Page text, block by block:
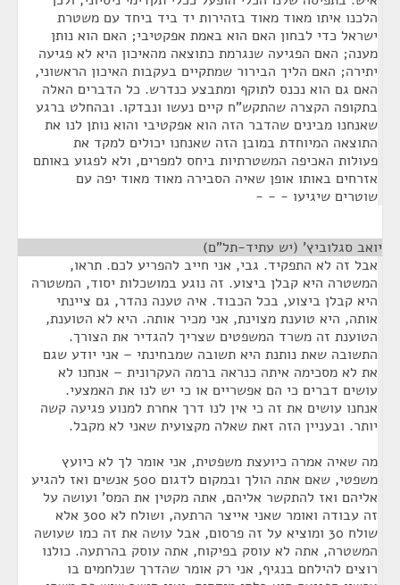
הלכנו איתו מאוד מאוד בזהירות יד ביד ביחד עם משטרת
ישראל כדי לבחון האם הוא באמת אפקטיבי; האם הוא נותן
מענה; האם הפגיעה שנגרמת כתוצאה מהאיכון היא לא פגיעה
יתירה; האם הליך הבירור שמתקיים בעקבות האיכון הראשוני,
האם גם הוא נכנס לתוקף ומתבצע כנדרש. כל הדברים האלה
בתקופה הקצרה שהתקש"ח קיים נעשו ונבדקו. ובהחלט ברגע
שאנחנו מבינים שהדבר הזה הוא אפקטיבי והוא נותן לנו את
התוצאה המיוחדת במובן הזה שאנחנו יכולים למקד את
פעולות האכיפה המשטרתיות ביחס למפרים, ולא לפגוע באותם
אזרחים באותו אופן שאיה הסבירה מאוד מאוד יפה עם
שוטרים שיגיעו - - -
יואב סגלוביץ' (יש עתיד-תל"ם)
אבל זה לא התפקיד. גבי, אני חייב להפריע לכם. תראו,
המשטרה היא קבלן ביצוע. זה נוגע במושכלות יסוד, המשטרה
היא קבלן ביצוע, בכל הכבוד. איה טענה נהדר, גם ציינתי
אותה, היא טוענת מצוינת, אני מכיר אותה. היא לא הטוענת,
הטוענת זה משרד המשפטים שצריך להגדיר את הצורך.
התשובה שאת נותנת היא תשובה שמבחינתי – אני יודע שגם
את לא מסכימה איתה כנראה ברמה העקרונית – אנחנו לא
עושים דברים כי הם אפשריים או כי יש לנו את האמצעי.
אנחנו עושים את זה כי אין לנו דרך אחרת למנוע פגיעה קשה
יותר. ובעניין הזה זאת שאלה מקצועית שאני לא מקבל.
מה שאיה אמרה כיועצת משפטית, אני אומר לך לא כיועץ
משפטי, שאם אתה הולך ובמקום לדגום 500 אנשים ואז להגיע
אליהם ואז להתקשר אליהם, אתה מקטין את המס' ועושה על
זה עבודה ואומר שאני אייצר הרתעה, ושולח לא 300 אלא
שולח 30 ומוציא על זה פרסום, אבל עושה את זה כמו שעושה
המשטרה, אתה לא עוסק בפיקוח, אתה עוסק בהרתעה. כולנו
רוצים להילחם בנגיף, אני רק אומר שהדרך שנלחמים בו